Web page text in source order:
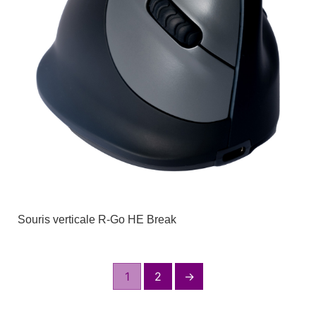
Souris verticale R-Go HE Break
1 2 →